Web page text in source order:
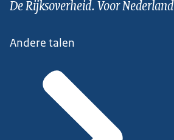
De Rijksoverheid. Voor Nederland
Andere talen